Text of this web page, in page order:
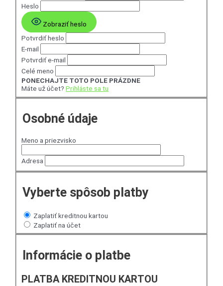
Heslo
Zobraziť heslo
Potvrdiť heslo
E-mail
Potvrdiť e-mail
Celé meno
PONECHAJTE TOTO POLE PRÁZDNE
Máte už účet?Prihláste sa tu
Osobné údaje
Meno a priezvisko
Adresa
Vyberte spôsob platby
Zaplatiť kreditnou kartou
Zaplatiť na účet
Informácie o platbe
PLATBA KREDITNOU KARTOU